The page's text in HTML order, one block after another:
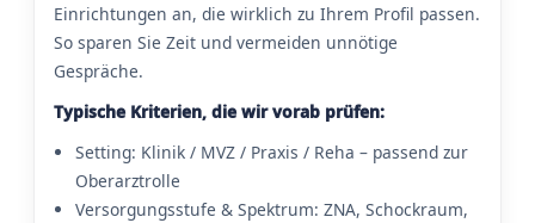
Einrichtungen an, die wirklich zu Ihrem Profil passen.
So sparen Sie Zeit und vermeiden unnötige
Gespräche.
Typische Kriterien, die wir vorab prüfen:
Setting: Klinik / MVZ / Praxis / Reha – passend zur
Oberarztrolle
Versorgungsstufe & Spektrum: ZNA, Schockraum,